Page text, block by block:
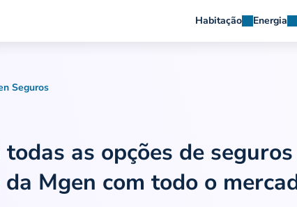
Habitação Energia
Seguros
as opções de seguros
Mgen com todo o